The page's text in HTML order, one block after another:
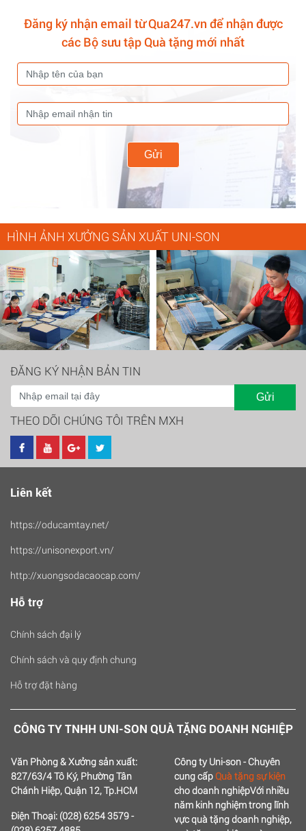
Đăng ký nhận email từ Qua247.vn để nhận được
các Bộ sưu tập Quà tặng mới nhất
Gửi
HÌNH ẢNH XƯỞNG SẢN XUẤT UNI-SON
ĐĂNG KÝ NHẬN BẢN TIN
Gửi
THEO DÕI CHÚNG TÔI TRÊN MXH
Liên kết
https://oducamtay.net/
https://unisonexport.vn/
http://xuongsodacaocap.com/
Hỗ trợ
Chính sách đại lý
Chính sách và quy định chung
Hỗ trợ đặt hàng
CÔNG TY TNHH UNI-SON QUÀ TẶNG DOANH NGHIỆP
Văn Phòng & Xưởng sản xuất:
827/63/4 Tô Ký, Phường Tân
Chánh Hiệp, Quận 12, Tp.HCM
Điện Thoại: (028) 6254 3579 -
Công ty Uni-son - Chuyên
cung cấp Quà tặng sự kiện
cho doanh nghiệpVới nhiều
năm kinh nghiệm trong lĩnh
vực quà tặng doanh nghiệp,